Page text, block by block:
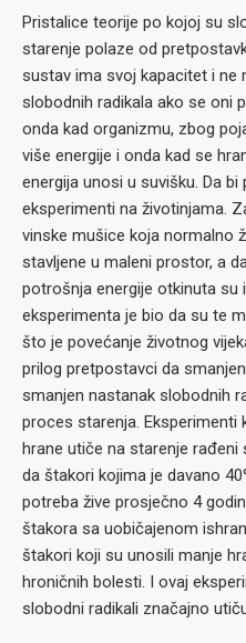
Pristalice teorije po kojoj su
starenje polaze od
sustav ima svoj kapacitet i ne
slobodnih radikala ako se oni
onda kad organizmu, zbog
više energije i onda kad se
energija unosi u suvišku. Da
eksperimenti na životinjama.
vinske mušice koja normalno
stavljene u maleni prostor, a
potrošnja energije otkinuta su
eksperimenta je bio da su te
što je povećanje životnog
prilog pretpostavci da
smanjen nastanak slobodnih
proces starenja.
hrane utiče na starenje
da štakori kojima je davano
potreba žive prosječno 4
štakora sa uobičajenom
štakori koji su unosili manje
hroničnih bolesti. I ovaj
slobodni radikali značajno